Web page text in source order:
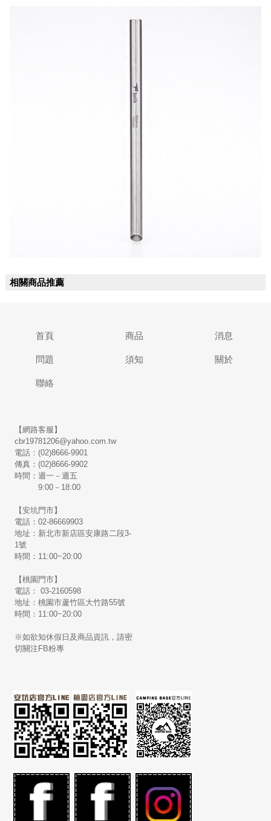
相關商品推薦
首頁 商品 消息
問題 須知 關於
聯絡
【網路客服】
cbr19781206@yahoo.com.tw
電話：(02)8666-9901
傳真：(02)8666-9902
時間：週一－週五
9:00－18:00
【安坑門市】
電話：02-86669903
地址：新北市新店區安康路二段3-
1號
時間：11:00~20:00
【桃園門市】
電話： 03-2160598
地址：桃園市蘆竹區大竹路55號
時間：11:00~20:00
※如欲知休假日及商品資訊，請密
切關注FB粉專